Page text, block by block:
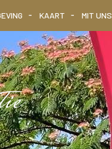
KAART MIT UNS